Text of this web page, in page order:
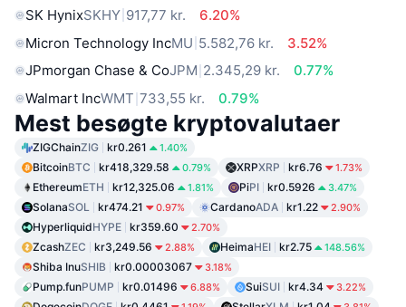
SK HynixSKHY 917,77 kr.
6.20%
Micron Technology IncMU 5.582,76 kr.
3.52%
JPmorgan Chase & CoJPM 2.345,29 kr.
0.77%
Walmart IncWMT 733,55 kr. 0.79%
Mest besøgte kryptovalutaer
ZIGChainZIG kr0.261 1.40%
BitcoinBTC kr418,329.58 0.79% XRPXRP kr6.76 1.73%
EthereumETH kr12,325.06 1.81% PiPI kr0.5926 3.47%
SolanaSOL kr474.21 0.97% CardanoADA kr1.22 2.90%
HyperliquidHYPE kr359.60 2.70%
ZcashZEC kr3,249.56 2.88% HeimaHEI kr2.75 148.56%
Shiba InuSHIB kr0.00003067 3.18%
Pump.funPUMP kr0.01496 6.88% SuiSUI kr4.34 3.22%